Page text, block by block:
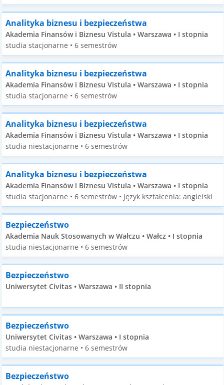
Analityka biznesu i bezpieczeństwa
Akademia Finansów i Biznesu Vistula • Warszawa • I stopnia
studia stacjonarne • 6 semestrów
Analityka biznesu i bezpieczeństwa
Akademia Finansów i Biznesu Vistula • Warszawa • I stopnia
studia stacjonarne • 6 semestrów
Analityka biznesu i bezpieczeństwa
Akademia Finansów i Biznesu Vistula • Warszawa • I stopnia
studia niestacjonarne • 6 semestrów
Analityka biznesu i bezpieczeństwa
Akademia Finansów i Biznesu Vistula • Warszawa • I stopnia
studia stacjonarne • 6 semestrów • język kształcenia: angielski
Bezpieczeństwo
Akademia Nauk Stosowanych w Wałczu • Wałcz • I stopnia
studia niestacjonarne • 6 semestrów
Bezpieczeństwo
Uniwersytet Civitas • Warszawa • II stopnia
Bezpieczeństwo
Uniwersytet Civitas • Warszawa • I stopnia
studia niestacjonarne • 6 semestrów
Bezpieczeństwo